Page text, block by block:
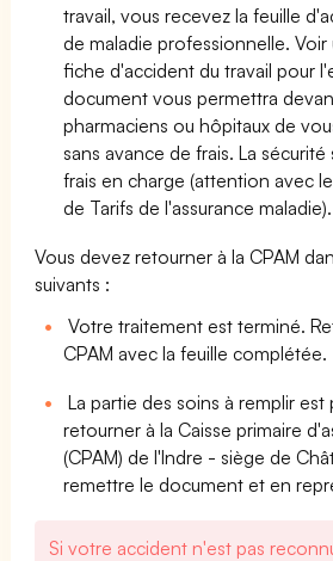
travail, vous recevez la feuille
de maladie professionnelle.
fiche d'accident du travail pour
document vous permettra
pharmaciens ou hôpitaux de
sans avance de frais. La
frais en charge (attention avec
de Tarifs de l'assurance maladie).
Vous devez retourner à la CPAM
suivants :
Votre traitement est terminé.
CPAM avec la feuille complétée.
La partie des soins à remplir est
retourner à la Caisse primaire
(CPAM) de l'Indre - siège de
remettre le document et en
Si votre accident n'est pas